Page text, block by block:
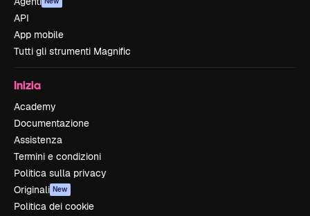
API
App mobile
Tutti gli strumenti Magnific
Inizia
Academy
Documentazione
Assistenza
Termini e condizioni
Politica sulla privacy
Originali New
Politica dei cookie